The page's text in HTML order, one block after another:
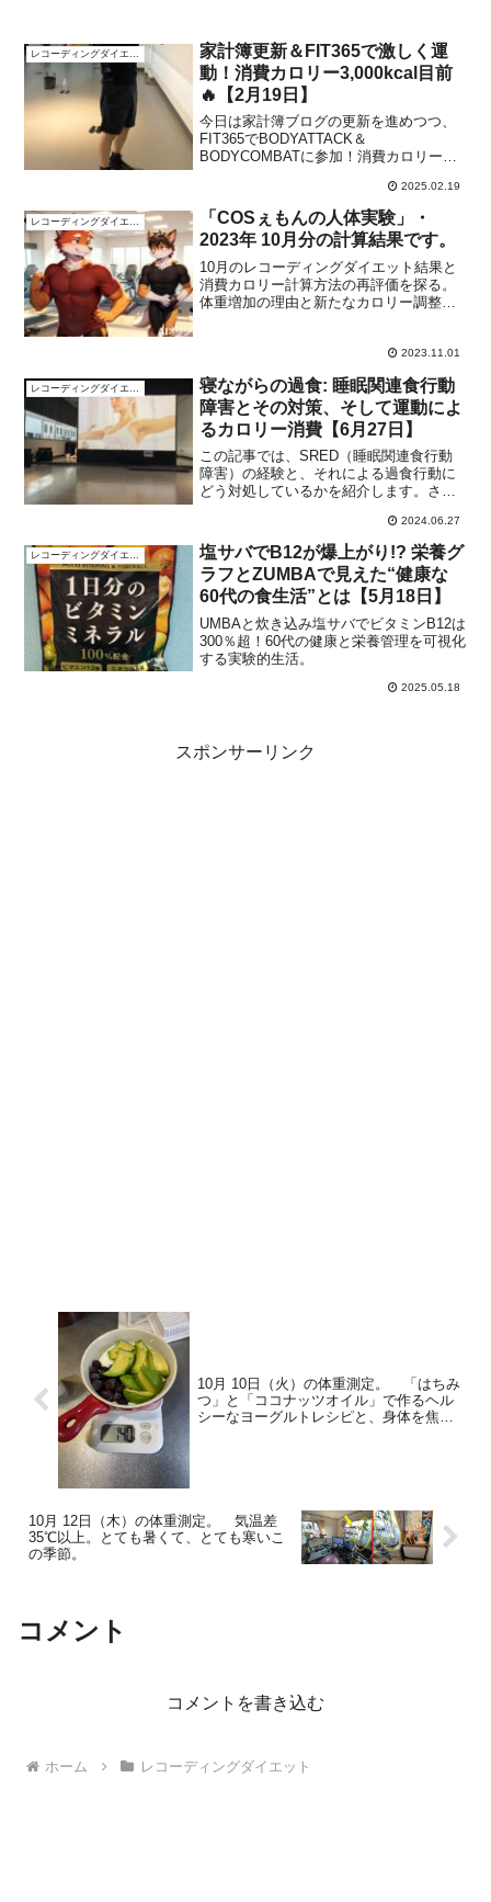
レコーディングダイエット
家計簿更新＆FIT365で激しく運
動！消費カロリー3,000kcal目前
🔥【2月19日】
今日は家計簿ブログの更新を進めつつ、
FIT365でBODYATTACK＆
BODYCOMBATに参加！消費カロリー
出欠状況も続々と判明！果たして何名が
集まるのか？
2025.02.19
レコーディングダイエット
「COSぇもんの人体実験」・
2023年 10月分の計算結果です。
10月のレコーディングダイエット結果と
消費カロリー計算方法の再評価を探る。
体重増加の理由と新たなカロリー調整の
2023.11.01
レコーディングダイエット
寝ながらの過食: 睡眠関連食行動
障害とその対策、そして運動によ
るカロリー消費【6月27日】
この記事では、SRED（睡眠関連食行動
障害）の経験と、それによる過食行動に
どう対処しているかを紹介します。さら
に行っているフィットネス活動や具体的
な運動方法についても触れています。毎
日の運動がどのように健康管理に役立っ
ているかを説明します。
2024.06.27
レコーディングダイエット
塩サバでB12が爆上がり!? 栄養グ
ラフとZUMBAで見えた“健康な
60代の食生活”とは【5月18日】
UMBAと炊き込み塩サバでビタミンB12は
300％超！60代の健康と栄養管理を可視化
する実験的生活。
2025.05.18
スポンサーリンク
10月 10日（火）の体重測定。 「はちみ
つ」と「ココナッツオイル」で作るヘル
シーなヨーグルトレシピと、身体を焦が
10月 12日（木）の体重測定。 気温差
35℃以上。とても暑くて、とても寒いこ
の季節。
コメント
コメントを書き込む
ホーム レコーディングダイエット